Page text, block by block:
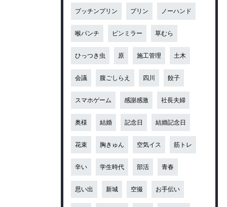
プッチンプリン プリン ノーハンド
喉パンチ ピンミラー 草むら
ひっつき虫 原 施工管理 土木
会議 腹ごしらえ 四川 餃子
スマホゲーム 感謝感激 社長夫婦
奥様 結婚 記念日 結婚記念日
花束 胸きゅん 空気イス 筋トレ
辛い 学生時代 部活 青春
思い出 新城 空撮 お手伝い